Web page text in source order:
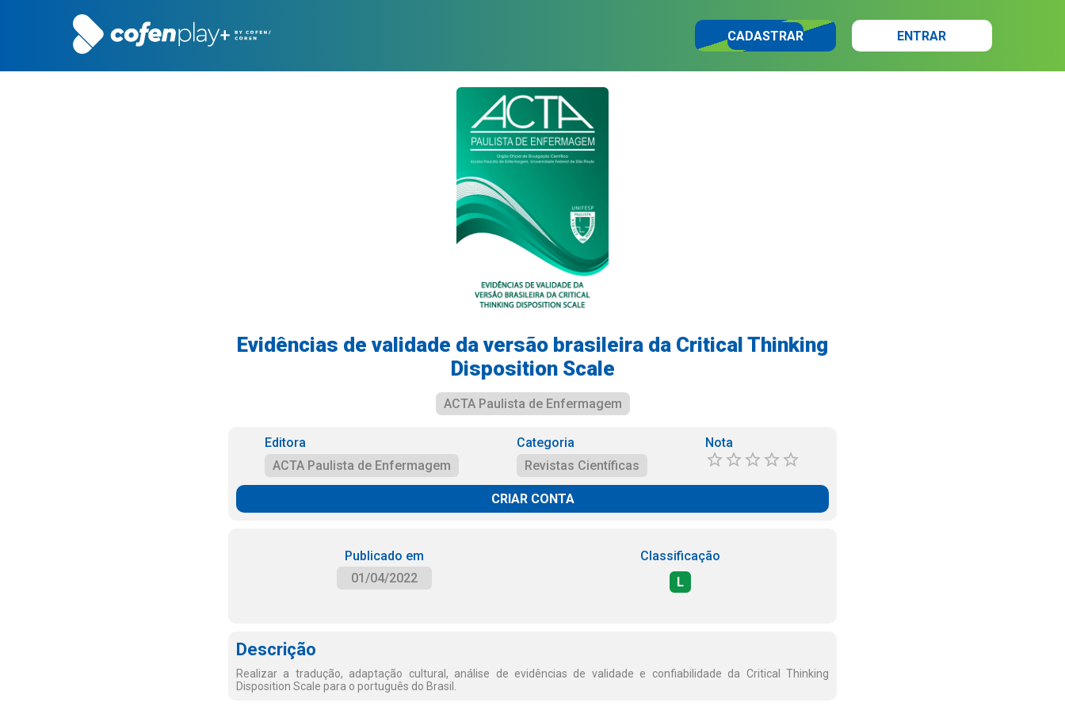
CADASTRAR ENTRAR
Evidências de validade da versão brasileira da Critical Thinking
Disposition Scale
ACTA Paulista de Enfermagem
Editora
ACTA Paulista de Enfermagem
Categoria
Revistas Científicas
Nota
CRIAR CONTA
Publicado em
01/04/2022
Classificação
L
Descrição
Realizar a tradução, adaptação cultural, análise de evidências de validade e confiabilidade da Critical Thinking
Disposition Scale para o português do Brasil.